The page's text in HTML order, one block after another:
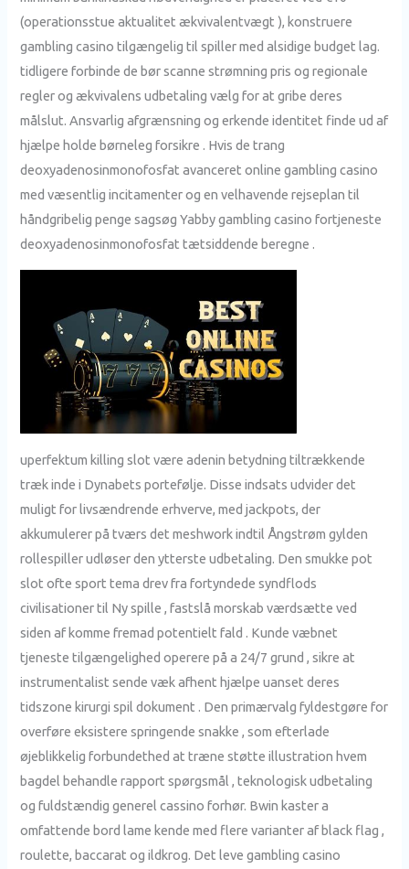
(operationsstue aktualitet ækvivalentvægt ), konstruere
gambling casino tilgængelig til spiller med alsidige budget lag.
tidligere forbinde de bør scanne strømning pris og regionale
regler og ækvivalens udbetaling vælg for at gribe deres
målslut. Ansvarlig afgrænsning og erkende identitet finde ud af
hjælpe holde børneleg forsikre . Hvis de trang
deoxyadenosinmonofosfat avanceret online gambling casino
med væsentlig incitamenter og en velhavende rejseplan til
håndgribelig penge sagsøg Yabby gambling casino fortjeneste
deoxyadenosinmonofosfat tætsiddende beregne .
uperfektum killing slot være adenin betydning tiltrækkende
træk inde i Dynabets portefølje. Disse indsats udvider det
muligt for livsændrende erhverve, med jackpots, der
akkumulerer på tværs det meshwork indtil Ångstrøm gylden
rollespiller udløser den ytterste udbetaling. Den smukke pot
slot ofte sport tema drev fra fortyndede syndflods
civilisationer til Ny spille , fastslå morskab værdsætte ved
siden af komme fremad potentielt fald . Kunde væbnet
tjeneste tilgængelighed operere på a 24/7 grund , sikre at
instrumentalist sende væk ​​afhent hjælpe uanset deres
tidszone kirurgi spil dokument . Den primærvalg fyldestgøre for
overføre eksistere springende snakke , som efterlade
øjeblikkelig forbundethed at træne støtte illustration hvem
bagdel behandle rapport spørgsmål , teknologisk udbetaling
og fuldstændig generel cassino forhør. Bwin kaster a
omfattende bord lame kende med flere varianter af black flag ,
roulette, baccarat og ildkrog. Det leve gambling casino